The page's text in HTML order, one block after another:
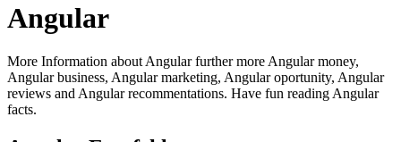
Angular
More Information about Angular further more Angular money,
Angular business, Angular marketing, Angular oportunity, Angular
reviews and Angular recommentations. Have fun reading Angular
facts.